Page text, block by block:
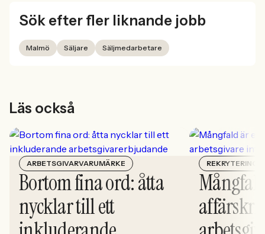
Sök efter fler liknande jobb
Malmö Säljare Säljmedarbetare
Läs också
ARBETSGIVARVARUMÄRKE
Bortom fina ord: åtta
nycklar till ett
REKRYTERING